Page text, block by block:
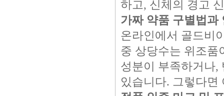
하고, 신체의 경고
가짜 약품 구별법과
온라인에서 골드비
중 상당수는 위조품
성분이 부족하거나,
있습니다. 그렇다면